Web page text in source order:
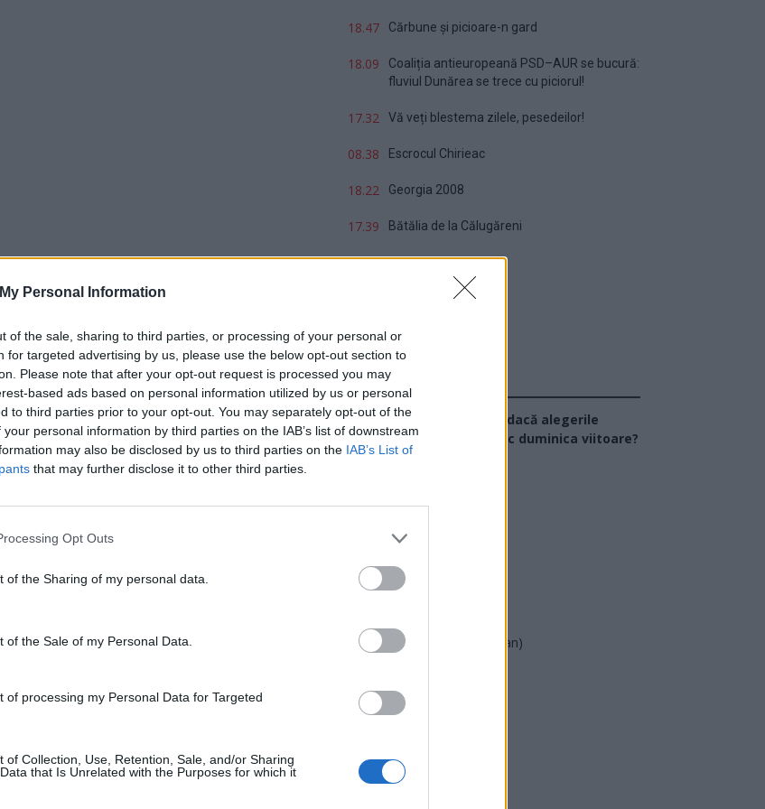
Personal Information
of the sale, sharing to third parties, or processing of your personal or
for targeted advertising by us, please use the below opt-out section to
Please note that after your opt-out request is processed you may
based ads based on personal information utilized by us or personal
to third parties prior to your opt-out. You may separately opt-out of the
personal information by third parties on the IAB’s list of downstream
may also be disclosed by us to third parties on the IAB’s List of
that may further disclose it to other third parties.
Opt Outs
of the Sharing of my personal data.
of the Sale of my Personal Data.
of processing my Personal Data for Targeted
of Collection, Use, Retention, Sale, and/or Sharing
that Is Unrelated with the Purposes for which it
18.47 Cărbune și picioare-n gard
18.09
Coaliția antieuropeană PSD–AUR se bucură:
fluviul Dunărea se trece cu piciorul!
17.32 Vă veți blestema zilele, pesedeilor!
08.38 Escrocul Chirieac
18.22 Georgia 2008
17.39 Bătălia de la Călugăreni
Sondaj
Ce partid ați vota dacă alegerile
parlamentare ar avea loc duminica viitoare?
PNL
PSD
UDMR
Forța Dreptei (L. Orban)
REPER
POT (Gavrilă)